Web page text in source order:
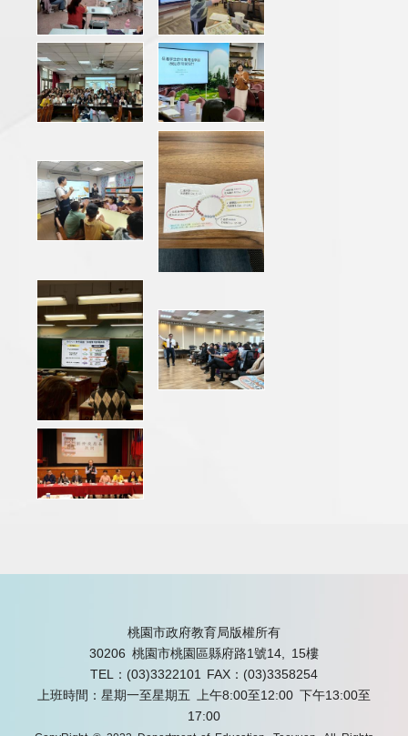
桃園市政府教育局版權所有
30206 桃園市桃園區縣府路1號14, 15樓
TEL：(03)3322101 FAX：(03)3358254
上班時間：星期一至星期五 上午8:00至12:00 下午13:00至
17:00